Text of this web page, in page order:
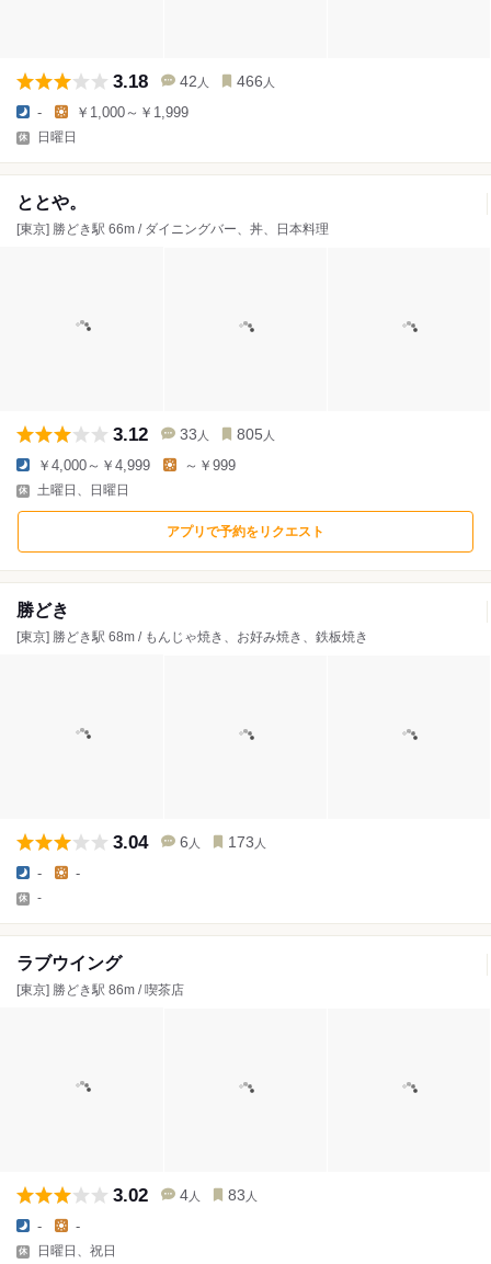
3.18 42 人 466 人
- ￥1,000～￥1,999
日曜日
ととや。
[東京] 勝どき駅 66m / ダイニングバー、丼、日本料理
3.12 33 人 805 人
￥4,000～￥4,999 ～￥999
土曜日、日曜日
アプリで予約をリクエスト
勝どき
[東京] 勝どき駅 68m / もんじゃ焼き、お好み焼き、鉄板焼き
3.04 6 人 173 人
- -
-
ラブウイング
[東京] 勝どき駅 86m / 喫茶店
3.02 4 人 83 人
- -
日曜日、祝日